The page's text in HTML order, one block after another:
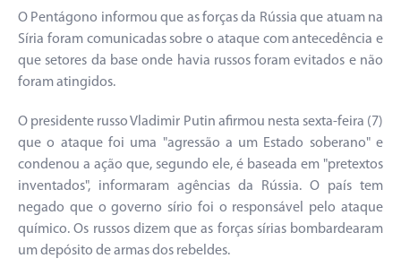
O Pentágono informou que as forças da Rússia que atuam na
Síria foram comunicadas sobre o ataque com antecedência e
que setores da base onde havia russos foram evitados e não
foram atingidos.
O presidente russo Vladimir Putin afirmou nesta sexta-feira (7)
que o ataque foi uma "agressão a um Estado soberano" e
condenou a ação que, segundo ele, é baseada em "pretextos
inventados", informaram agências da Rússia. O país tem
negado que o governo sírio foi o responsável pelo ataque
químico. Os russos dizem que as forças sírias bombardearam
um depósito de armas dos rebeldes.